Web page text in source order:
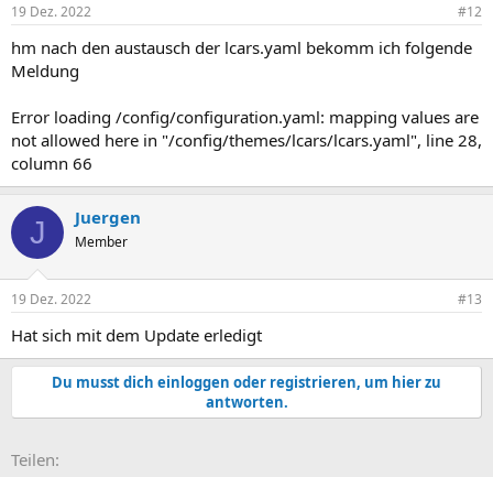
19 Dez. 2022 #12
hm nach den austausch der lcars.yaml bekomm ich folgende
Meldung
Error loading /config/configuration.yaml: mapping values are
not allowed here in "/config/themes/lcars/lcars.yaml", line 28,
column 66
J Juergen
Member
19 Dez. 2022 #13
Hat sich mit dem Update erledigt
Du musst dich einloggen oder registrieren, um hier zu
antworten.
Teilen: